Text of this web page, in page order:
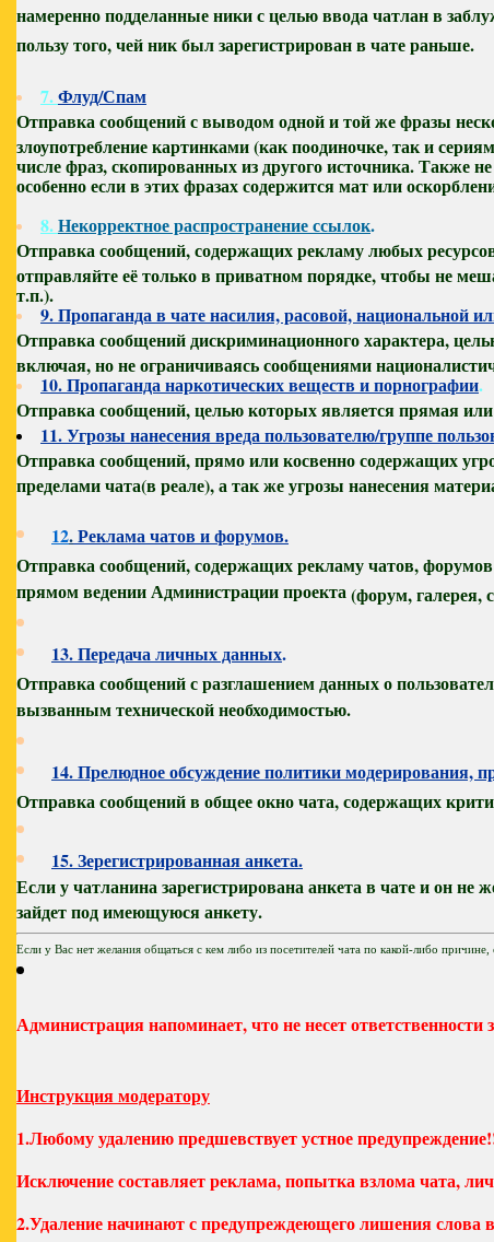
намеренно подделанные ники с целью ввода чатлан в
пользу того, чей ник был зарегистрирован в чате раньше.
7.Флуд/Спам
Отправка сообщений с выводом одной и той же фразы
злоупотребление картинками (как поодиночке, так и
числе фраз, скопированных из другого источника. Также
особенно если в этих фразах содержится мат или
8.Некорректное распространение ссылок.
Отправка сообщений, содержащих рекламу любых
отправляйте её только в приватном порядке, чтобы не
т.п.).
9. Пропаганда в чате насилия, расовой, национальной
Отправка сообщений дискриминационного характера,
включая, но не ограничиваясь сообщениями
10. Пропаганда наркотических веществ и порнографии.
Отправка сообщений, целью которых является прямая
11. Угрозы нанесения вреда пользователю/группе
Отправка сообщений, прямо или косвенно содержащих
пределами чата(в реале), а так же угрозы нанесения
12.Реклама чатов и форумов.
Отправка сообщений, содержащих рекламу чатов,
прямом ведении Администрации проекта(форум, галерея,
13. Передача личных данных.
Отправка сообщений с разглашением данных о
вызванным технической необходимостью.
14. Прелюдное обсуждение политики модерирования,
Отправка сообщений в общее окно чата, содержащих
15. Зерегистрированная анкета.
Если у чатланина зарегистрирована анкета в чате и он не
зайдет под имеющуюся анкету.
Если у Вас нет желания общаться с кем либо из посетителей чата по какой-либо причине,
Администрация напоминает, что не несет ответственности
Инструкция модератору
1.Любому удалению предшевствует устное
Исключение составляет реклама, попытка взлома чата,
2.Удаление начинают с предупреждеющего лишения слова